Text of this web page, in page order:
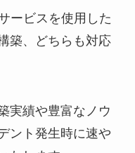
ービスを使用した
築、どちらも対応
実績や豊富なノウ
ント発生時に速や